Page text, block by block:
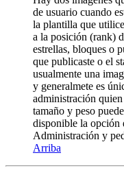
de usuario cuando
la plantilla que
a la posición (rank)
estrellas, bloques o
que publicaste o el
usualmente una
y generalmete es
administración
tamaño y peso
disponible la opción
Administración y
Arriba